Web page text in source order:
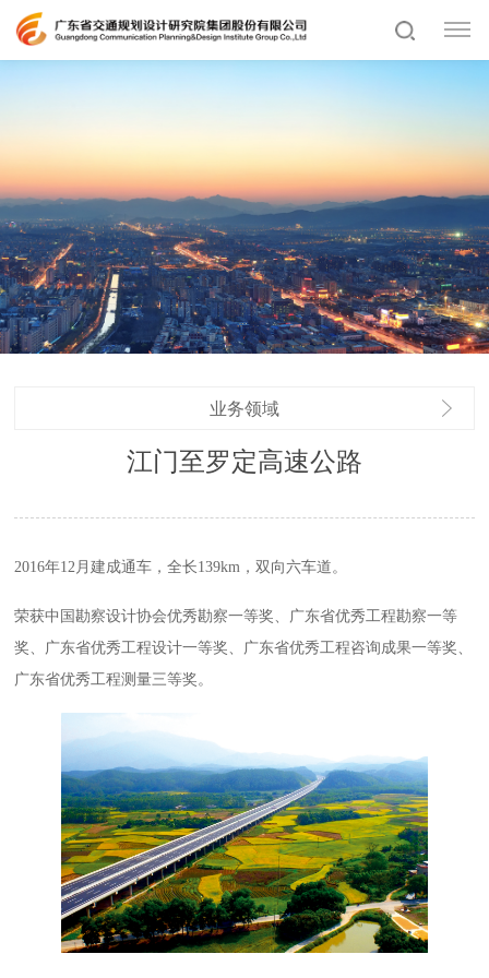
业务领域
江门至罗定高速公路
2016年12月建成通车，全长139km，双向六车道。
荣获中国勘察设计协会优秀勘察一等奖、广东省优秀工程勘察一等
奖、广东省优秀工程设计一等奖、广东省优秀工程咨询成果一等奖、
广东省优秀工程测量三等奖。